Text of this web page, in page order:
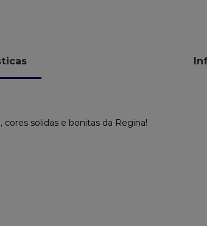
solidas e bonitas da Regina!